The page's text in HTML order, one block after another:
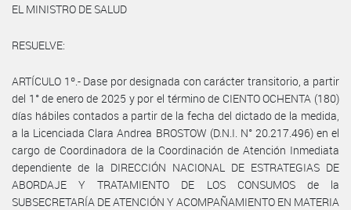
EL MINISTRO DE SALUD
RESUELVE:
ARTÍCULO 1º.- Dase por designada con carácter transitorio, a partir
del 1° de enero de 2025 y por el término de CIENTO OCHENTA (180)
días hábiles contados a partir de la fecha del dictado de la medida,
a la Licenciada Clara Andrea BROSTOW (D.N.I. N° 20.217.496) en el
cargo de Coordinadora de la Coordinación de Atención Inmediata
dependiente de la DIRECCIÓN NACIONAL DE ESTRATEGIAS DE
ABORDAJE Y TRATAMIENTO DE LOS CONSUMOS de la
SUBSECRETARÍA DE ATENCIÓN Y ACOMPAÑAMIENTO EN MATERIA